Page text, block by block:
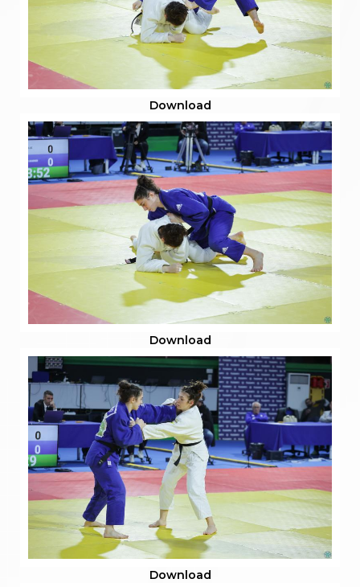
Download
Download
Download